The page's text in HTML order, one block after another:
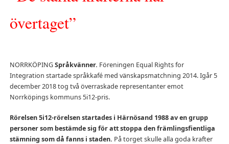
övertaget”
NORRKÖPINGSpråkvänner. Föreningen Equal Rights for
Integration startade språkkafé med vänskapsmatchning 2014. Igår 5
december 2018 tog två överraskade representanter emot
Norrköpings kommuns 5i12-pris.
Rörelsen 5i12-rörelsen startades i Härnösand 1988 av en grupp
personer som bestämde sig för att stoppa den främlingsfientliga
stämning som då fanns i staden. På torget skulle alla goda krafter